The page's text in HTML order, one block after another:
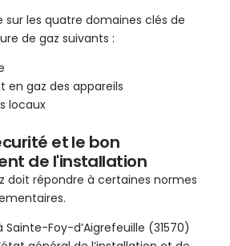
sur les quatre domaines clés de
de gaz suivants :
en gaz des appareils
locaux
et le bon
de l'installation
doit répondre à certaines normes
Sainte-Foy-d’Aigrefeuille (31570)